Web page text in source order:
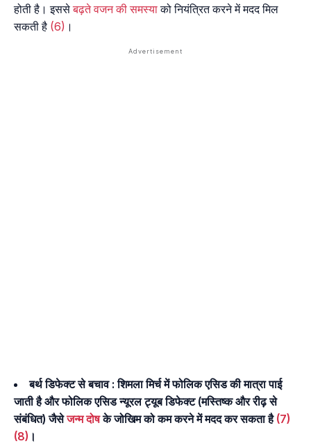
होती है। इससेबढ़ते वजन की समस्याको नियंत्रित करने में मदद मिल
सकती है (6) ।
बर्थ डिफेक्ट से बचाव : शिमला मिर्च में फोलिक एसिड की मात्रा पाई
जाती है और फोलिक एसिड न्यूरल ट्यूब डिफेक्ट (मस्तिष्क और रीढ़ से
संबंधित) जैसेजन्म दोषके जोखिम को कम करने में मदद कर सकता है (7)
(8) ।